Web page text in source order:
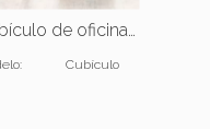
Cubículo de oficina individual moderno
Cubículo